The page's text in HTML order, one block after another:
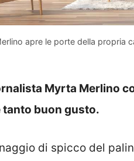
apre le porte della propria
Myrta Merlino
tanto buon gusto.
di spicco del